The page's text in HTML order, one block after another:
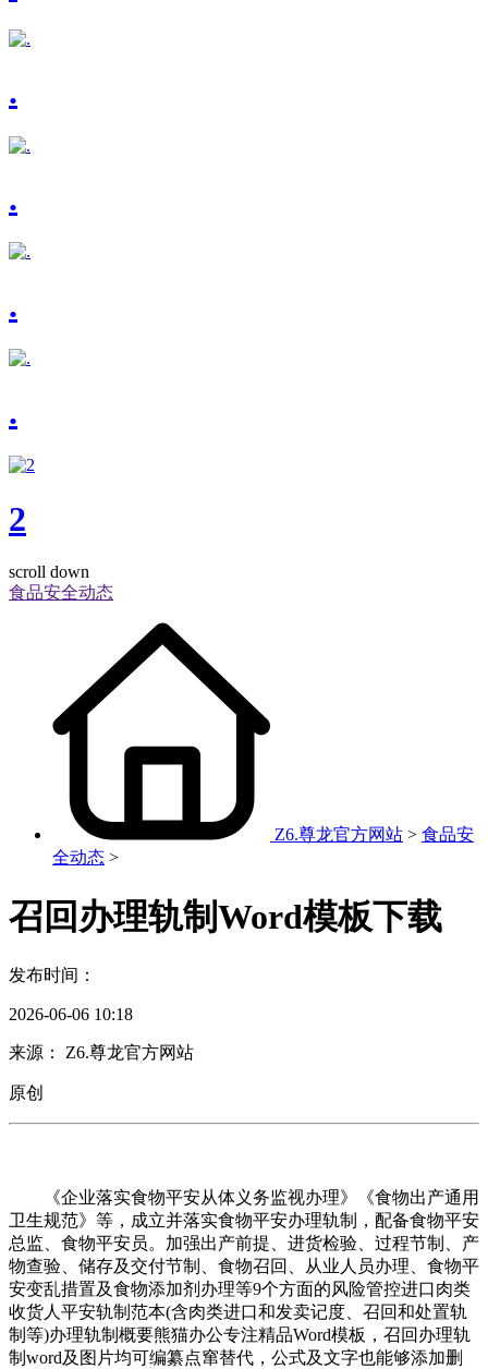
.
.
.
.
2
scroll down
食品安全动态
Z6.尊龙官方网站 > 食品安
全动态 >
召回办理轨制Word模板下载
发布时间：
2026-06-06 10:18
来源： Z6.尊龙官方网站
原创
《企业落实食物平安从体义务监视办理》《食物出产通用
卫生规范》等，成立并落实食物平安办理轨制，配备食物平安
总监、食物平安员。加强出产前提、进货检验、过程节制、产
物查验、储存及交付节制、食物召回、从业人员办理、食物平
安变乱措置及食物添加剂办理等9个方面的风险管控进口肉类
收货人平安轨制范本(含肉类进口和发卖记度、召回和处置轨
制等)办理轨制概要熊猫办公专注精品Word模板，召回办理轨
制word及图片均可编纂点窜替代，公式及文字也能够添加删